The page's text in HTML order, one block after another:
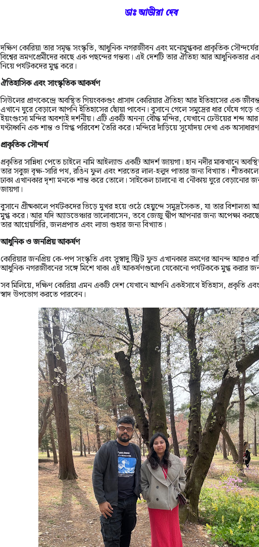
ডাঃআভীরা দেব
দক্ষিণ কোরিয়া তার সমৃদ্ধ সংস্কৃতি, আধুনিক নগরজীবন এবং মনোমুগ্ধকর প্রাকৃতিক
বিশ্বের ভ্রমণপ্রেমীদের কাছে এক পছন্দের গন্তব্য। এই দেশটি তার ঐতিহ্য আর আধুনিকতার
নিয়ে পর্যটকদের মুগ্ধ করে।
ঐতিহাসিক এবং সাংস্কৃতিক আকর্ষণ
সিউলের প্রাণকেন্দ্রে অবস্থিত গিয়ংবকগুং প্রাসাদ কোরিয়ার ঐতিহ্য আর ইতিহাসের এক
এখানে ঘুরে বেড়ালে আপনি ইতিহাসের ছোঁয়া পাবেন। বুসানে গেলে সমুদ্রের ধার ঘেঁষে গড়ে
ইয়ংগুংসা মন্দির অবশ্যই দর্শনীয়। এটি একটি অনন্য বৌদ্ধ মন্দির, যেখানে ঢেউয়ের শব্দ আর
ঘণ্টাধ্বনি এক শান্ত ও স্নিগ্ধ পরিবেশ তৈরি করে। মন্দিরে দাঁড়িয়ে সূর্যোদয় দেখা এক
প্রাকৃতিক সৌন্দর্য
প্রকৃতির সান্নিধ্য পেতে চাইলে নামি আইল্যান্ড একটি আদর্শ জায়গা। হান নদীর মাঝখানে
তার সবুজ বৃক্ষ-সারি পথ, রঙিন ফুল এবং শরতের লাল-হলুদ পাতার জন্য বিখ্যাত।
ঢাকা এখানকার দৃশ্য মনকে শান্ত করে তোলে। সাইকেল চালানো বা নৌকায় ঘুরে বেড়ানোর
জায়গা।
বুসানে গ্রীষ্মকালে পর্যটকদের ভিড়ে মুখর হয়ে ওঠে হেয়ুন্দে সমুদ্রসৈকত, যা তার বিশালতা
মুগ্ধ করে। আর যদি অ্যাডভেঞ্চার ভালোবাসেন, তবে জেজু দ্বীপ আপনার জন্য অপেক্ষা
তার আগ্নেয়গিরি, জলপ্রপাত এবং লাভা গুহার জন্য বিখ্যাত।
আধুনিক ও জনপ্রিয় আকর্ষণ
কোরিয়ার জনপ্রিয় কে-পপ সংস্কৃতি এবং সুস্বাদু স্ট্রিট ফুড এখানকার ভ্রমণের আনন্দ আরও
আধুনিক নগরজীবনের সঙ্গে মিশে থাকা এই আকর্ষণগুলো যেকোনো পর্যটককে মুগ্ধ করার
সব মিলিয়ে, দক্ষিণ কোরিয়া এমন একটি দেশ যেখানে আপনি একইসাথে ইতিহাস, প্রকৃতি
স্বাদ উপভোগ করতে পারবেন।